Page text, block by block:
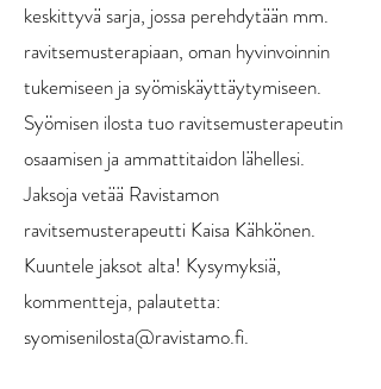
keskittyvä sarja, jossa perehdytään mm.
ravitsemusterapiaan, oman hyvinvoinnin
tukemiseen ja syömiskäyttäytymiseen.
Syömisen ilosta tuo ravitsemusterapeutin
osaamisen ja ammattitaidon lähellesi.
Jaksoja vetää Ravistamon
ravitsemusterapeutti Kaisa Kähkönen.
Kuuntele jaksot alta! Kysymyksiä,
kommentteja, palautetta:
syomisenilosta@ravistamo.fi.